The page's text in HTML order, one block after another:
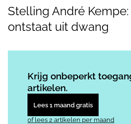
Stelling André
ontstaat uit dwang
Krijg onbeperkt
artikelen.
Lees 1 maand gratis
of lees 2 artikelen per maand